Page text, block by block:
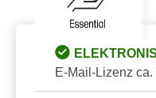
E-Mail-Lizenz